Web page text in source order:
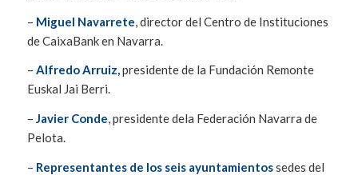
– Miguel Navarrete, director del Centro de Instituciones
de CaixaBank en Navarra.
– Alfredo Arruiz,presidente de la Fundación Remonte
Euskal Jai Berri.
– Javier Conde, presidente dela Federación Navarra de
Pelota.
– Representantes de los seis ayuntamientossedes del